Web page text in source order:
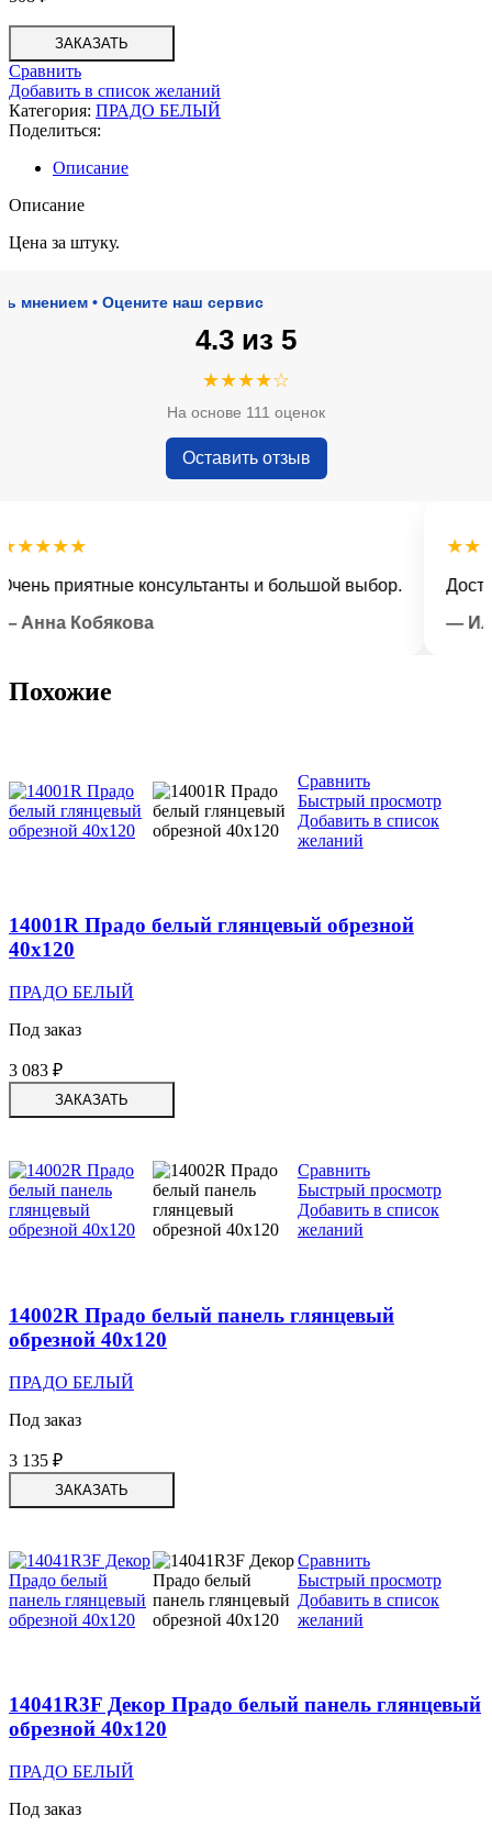
ЗАКАЗАТЬ
Сравнить
Добавить в список желаний
Категория: ПРАДО БЕЛЫЙ
Поделиться:
Описание
Описание
Цена за штуку.
• Оцените наш сервис
4.3 из 5
★★★★☆
На основе 111 оценок
Оставить отзыв
приятные консультанты и большой выбор.
Кобякова
— Илья
Похожие
Сравнить
Быстрый просмотр
Добавить в список
желаний
14001R Прадо белый глянцевый обрезной
40х120
ПРАДО БЕЛЫЙ
Под заказ
3 083 ₽
ЗАКАЗАТЬ
Сравнить
Быстрый просмотр
Добавить в список
желаний
14002R Прадо белый панель глянцевый
обрезной 40х120
ПРАДО БЕЛЫЙ
Под заказ
3 135 ₽
ЗАКАЗАТЬ
Сравнить
Быстрый просмотр
Добавить в список
желаний
14041R3F Декор Прадо белый панель глянцевый
обрезной 40х120
ПРАДО БЕЛЫЙ
Под заказ